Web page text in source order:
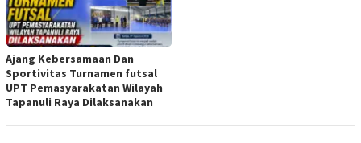
Ajang Kebersamaan Dan
Sportivitas Turnamen futsal
UPT Pemasyarakatan Wilayah
Tapanuli Raya Dilaksanakan